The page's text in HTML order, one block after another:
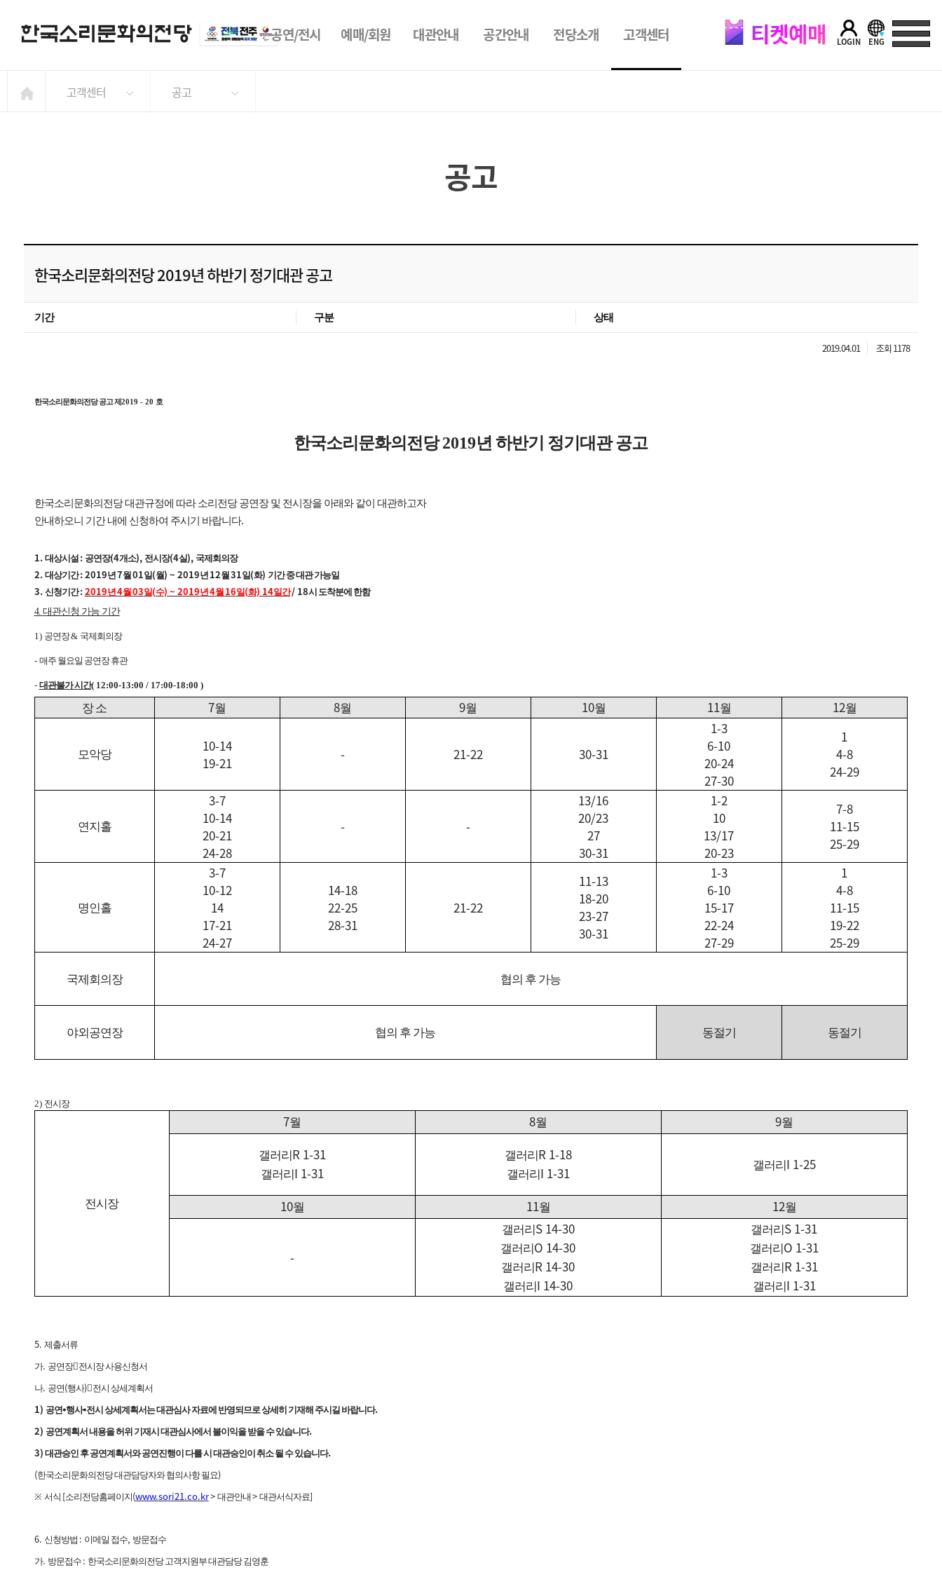
공연/전시 예매/회원 대관안내 공간안내 전당소개 고객센터 티켓예매 LOGIN ENG
고객센터 공고
공고
한국소리문화의전당 2019년 하반기 정기대관 공고
기간 구분 상태
2019.04.01 조회 1178
한국소리문화의전당 공고 제 2019 - 20 호
한국소리문화의전당2019년 하반기 정기대관 공고
한국소리문화의전당 대관규정에 따라 소리전당 공연장 및 전시장을 아래와 같이 대관하고자
안내하오니 기간 내에 신청하여 주시기 바랍니다.
1. 대상시설 : 공연장(4개소), 전시장(4실), 국제회의장
2. 대상기간: 2019년7월 01일(월) ~ 2019년 12월 31일(화) 기간 중 대관 가능일
3. 신청기간:2019년4월03일(수) ~ 2019년4월 16일(화) 14일간/ 18시 도착분에 한함
4. 대관신청 가능 기간
1) 공연장& 국제회의장
- 매주 월요일 공연장 휴관
- 대관불가 시간( 12:00-13:00 / 17:00-18:00 )
장 소 7월 8월 9월 10월 11월 12월
모악당
10-14
19-21
- 21-22 30-31
1-3
6-10
20-24
27-30
1
4-8
24-29
연지홀
3-7
10-14
20-21
24-28
- -
13/16
20/23
27
30-31
1-2
10
13/17
20-23
7-8
11-15
25-29
명인홀
3-7
10-12
14
17-21
24-27
14-18
22-25
28-31
21-22
11-13
18-20
23-27
30-31
1-3
6-10
15-17
22-24
27-29
1
4-8
11-15
19-22
25-29
국제회의장 협의 후 가능
야외공연장 협의 후 가능 동절기 동절기
2) 전시장
전시장
7월 8월 9월
갤러리R 1-31
갤러리I 1-31
갤러리R 1-18
갤러리I 1-31 갤러리I 1-25
10월 11월 12월
-
갤러리S 14-30
갤러리O 14-30
갤러리R 14-30
갤러리I 14-30
갤러리S 1-31
갤러리O 1-31
갤러리R 1-31
갤러리I 1-31
5. 제출서류
가. 공연장 전시장 사용신청서
나. 공연(행사) 전시 상세계획서
1) 공연⦁행사⦁전시 상세계획서는 대관심사 자료에 반영되므로 상세히 기재해 주시길 바랍니다.
2) 공연계획서 내용을 허위 기재시 대관심사에서 불이익을 받을 수 있습니다.
3) 대관승인 후 공연계획서와 공연진행이 다를 시 대관승인이 취소 될 수 있습니다.
(한국소리문화의전당 대관담당자와 협의사항 필요)
※ 서식 [소리전당홈페이지(www.sori21.co.kr> 대관안내 > 대관서식자료]
6. 신청방법 : 이메일 접수, 방문접수
가. 방문접수 : 한국소리문화의전당 고객지원부 대관담당 김영훈